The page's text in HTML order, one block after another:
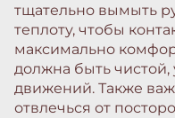
тщательно вымыть
теплоту, чтобы
максимально
должна быть
движений. Также
отвлечься от